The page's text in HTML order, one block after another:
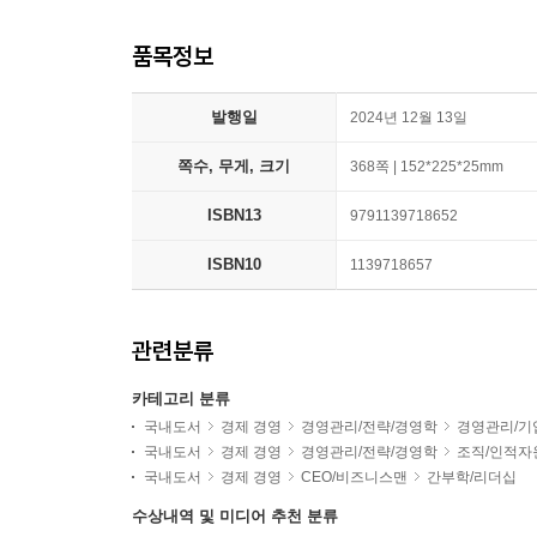
품목정보
발행일 2024년 12월 13일
쪽수, 무게, 크기 368쪽 | 152*225*25mm
ISBN13 9791139718652
ISBN10 1139718657
관련분류
카테고리 분류
국내도서 경제 경영 경영관리/전략/경영학
경영관리/기
국내도서
경제 경영 경영관리/전략/경영학
조직/인적자
국내도서
경제 경영 CEO/비즈니스맨 간부학/리더십
수상내역 및 미디어 추천 분류